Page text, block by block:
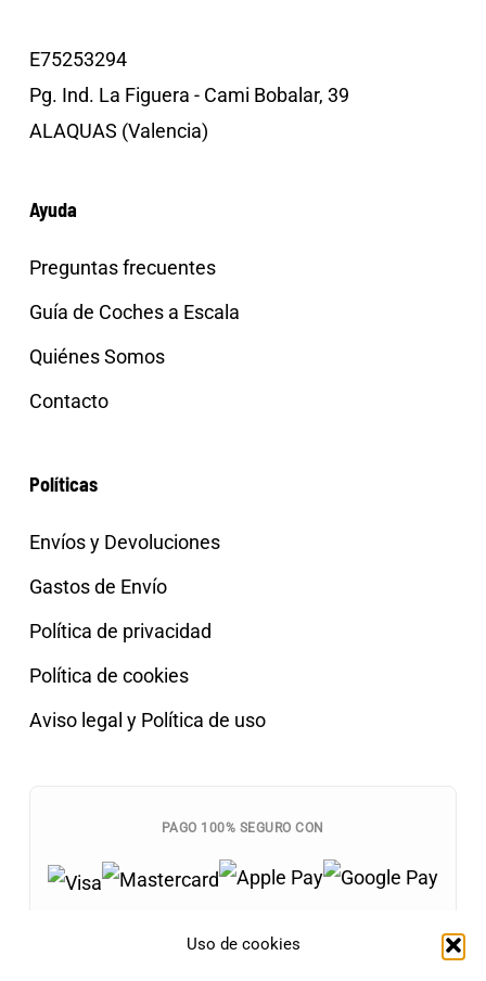
Uso de cookies
E75253294
Pg. Ind. La Figuera - Cami Bobalar, 39
ALAQUAS (Valencia)
Ayuda
Preguntas frecuentes
Guía de Coches a Escala
Quiénes Somos
Contacto
Políticas
Envíos y Devoluciones
Gastos de Envío
Política de privacidad
Política de cookies
Aviso legal y Política de uso
PAGO 100% SEGURO CON